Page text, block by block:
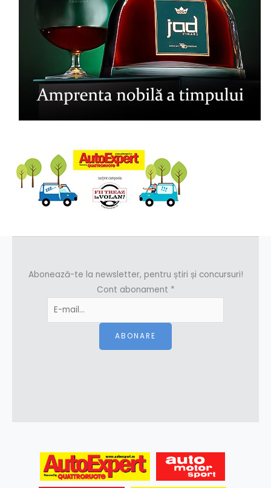
Abonează-te la newsletter, pentru știri și concursuri!
Cont abonament *
ABONARE